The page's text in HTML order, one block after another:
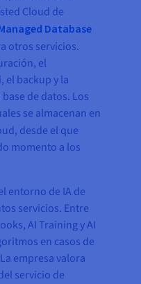
Cloud de
Database
otros servicios.
el
el backup y la
de datos. Los
se almacenan en
desde el que
momento a los
entorno de IA de
servicios. Entre
AI Training y AI
en casos de
empresa valora
servicio de